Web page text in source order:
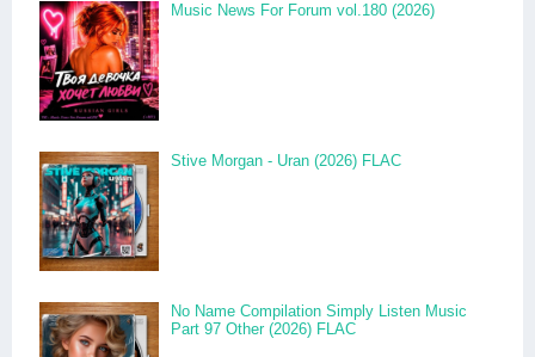
Music News For Forum vol.180 (2026)
Stive Morgan - Uran (2026) FLAC
No Name Compilation Simply Listen Music
Part 97 Other (2026) FLAC